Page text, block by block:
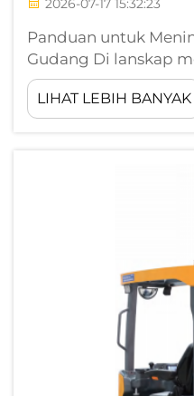
2026-07-17 15:32:23
Panduan untuk
Gudang Di lanskap
pergudangan
kemampuan
cepat, aman, dan
melainkan suatu
LIHAT LEBIH BANYAK